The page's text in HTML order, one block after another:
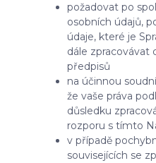
požadovat po
osobních údajů,
údaje, které je
dále zpracovávat
předpisů
na účinnou
že vaše práva
důsledku
rozporu s tímto
v případě
souvisejících se